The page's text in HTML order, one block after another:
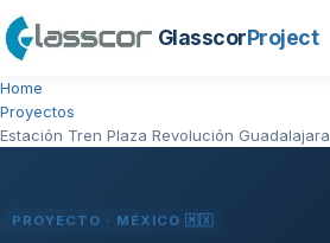
GlasscorProject
Home
Proyectos
Estación Tren Plaza Revolución Guadalajara
PROYECTO · MÉXICO 🇲🇽